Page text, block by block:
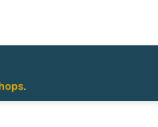
.